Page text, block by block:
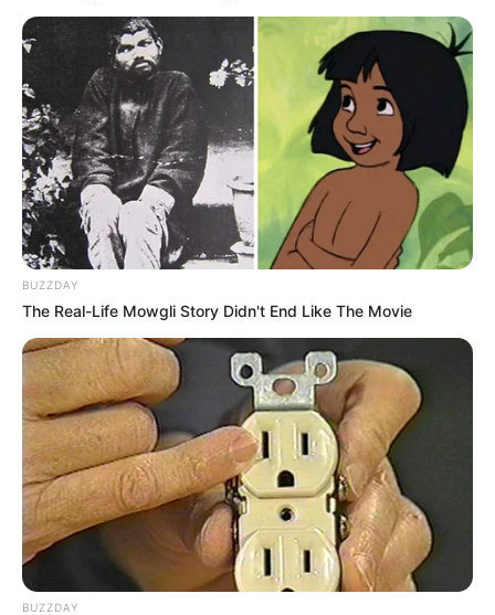
BUZZDAY
The Real-Life Mowgli Story Didn't End Like The Movie
BUZZDAY